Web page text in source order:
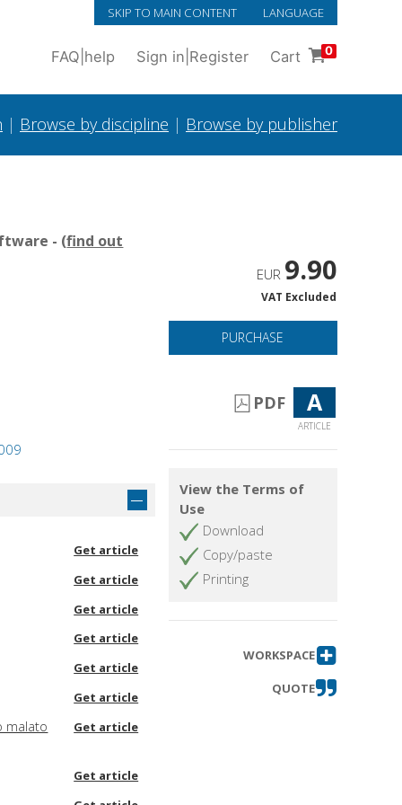
SKIP TO MAIN CONTENT LANGUAGE
FAQ help Sign in Register Cart 0
| Browse by discipline | Browse by publisher
- (find out
Get article
Get article
Get article
Get article
Get article
Get article
malato
Get article
Get article
EUR 9.90
VAT Excluded
PURCHASE
PDF A
ARTICLE
View the Terms of
Use
Download
Copy/paste
Printing
WORKSPACE
QUOTE